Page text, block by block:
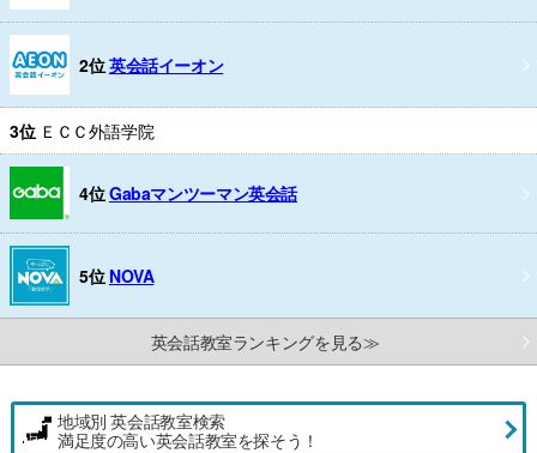
2位英会話イーオン
3位 ＥＣＣ外語学院
4位Gabaマンツーマン英会話
5位 NOVA
英会話教室ランキングを見る≫
地域別 英会話教室検索
満足度の高い英会話教室を探そう！